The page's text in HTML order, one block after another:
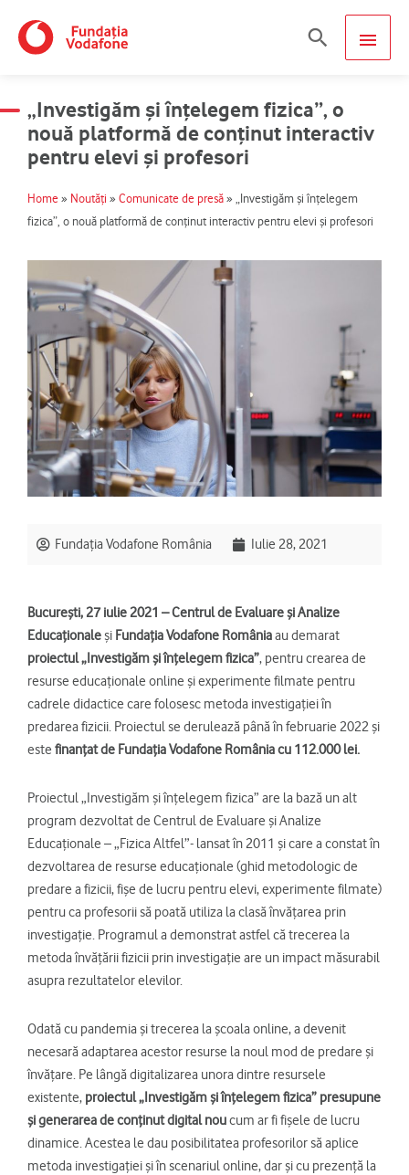
content
MAIN
Search
„Investigăm și înțelegem fizica”, o
nouă platformă de conținut interactiv
pentru elevi și profesori
Home » Noutăți » Comunicate de presă » „Investigăm și înțelegem
fizica”, o nouă platformă de conținut interactiv pentru elevi și profesori
Fundația Vodafone România Iulie 28, 2021
București, 27 iulie 2021 – Centrul de Evaluare și Analize
Educaționale și Fundația Vodafone Româniaau demarat
proiectul „Investigăm și înțelegem fizica”, pentru crearea de
resurse educaționale online și experimente filmate pentru
cadrele didactice care folosesc metoda investigației în
predarea fizicii. Proiectul se derulează până în februarie 2022 și
este finanțat de Fundația Vodafone România cu 112.000 lei.
Proiectul „Investigăm și înțelegem fizica” are la bază un alt
program dezvoltat de Centrul de Evaluare și Analize
Educaționale – „Fizica Altfel”- lansat în 2011 și care a constat în
dezvoltarea de resurse educaționale (ghid metodologic de
predare a fizicii, fișe de lucru pentru elevi, experimente filmate)
pentru ca profesorii să poată utiliza la clasă învățarea prin
investigație. Programul a demonstrat astfel că trecerea la
metoda învățării fizicii prin investigație are un impact măsurabil
asupra rezultatelor elevilor.
Odată cu pandemia și trecerea la școala online, a devenit
necesară adaptarea acestor resurse la noul mod de predare și
învățare. Pe lângă digitalizarea unora dintre resursele
existente, proiectul „Investigăm și înțelegem fizica” presupune
și generarea de conținut digital noucum ar fi fișele de lucru
dinamice. Acestea le dau posibilitatea profesorilor să aplice
metoda investigației și în scenariul online, dar și cu prezență la